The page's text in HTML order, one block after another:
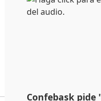
Confebask